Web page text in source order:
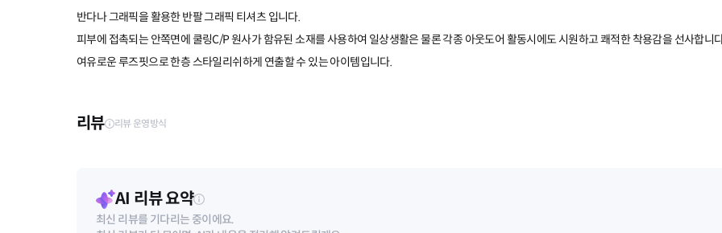
반다나 그래픽을 활용한 반팔 그래픽 티셔츠 입니다.
피부에 접촉되는 안쪽면에 쿨링C/P 원사가 함유된 소재를 사용하여 일상생활은 물론 각종 아웃도어 활동시에도 시원하고 쾌적한 착용감을 선사합니
여유로운 루즈핏으로 한층 스타일리쉬하게 연출할 수 있는 아이템입니다.